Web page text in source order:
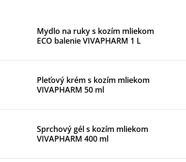
Mydlo na ruky s kozím mliekom
ECO balenie VIVAPHARM 1 L
Pleťový krém s kozím mliekom
VIVAPHARM 50 ml
Sprchový gél s kozím mliekom
VIVAPHARM 400 ml